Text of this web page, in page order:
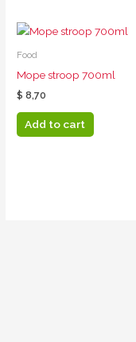
Food
Mope stroop 700ml
$ 8,70
Add to cart